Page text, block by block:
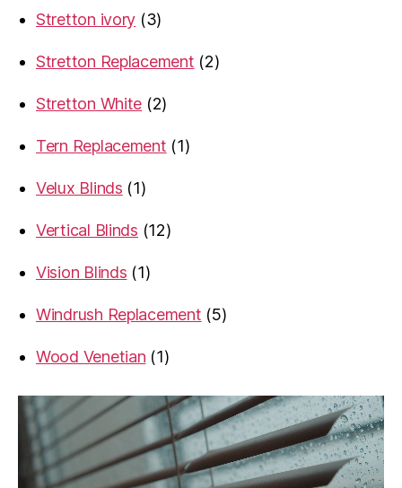
Stretton ivory
33
Stretton Replacement
22
Stretton White
22
Tern Replacement
11
Velux Blinds
11
Vertical Blinds
1212
Vision Blinds
11
Windrush Replacement
55
Wood Venetian
11